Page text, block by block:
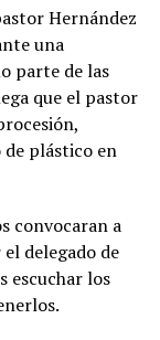
Hernández
una
parte de las
que el pastor
plástico en
convocaran a
delegado de
escuchar los